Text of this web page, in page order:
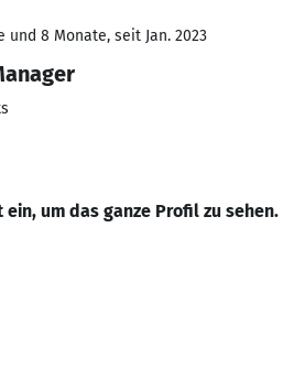
und 8 Monate, seit Jan. 2023
ein, um das ganze Profil zu sehen.